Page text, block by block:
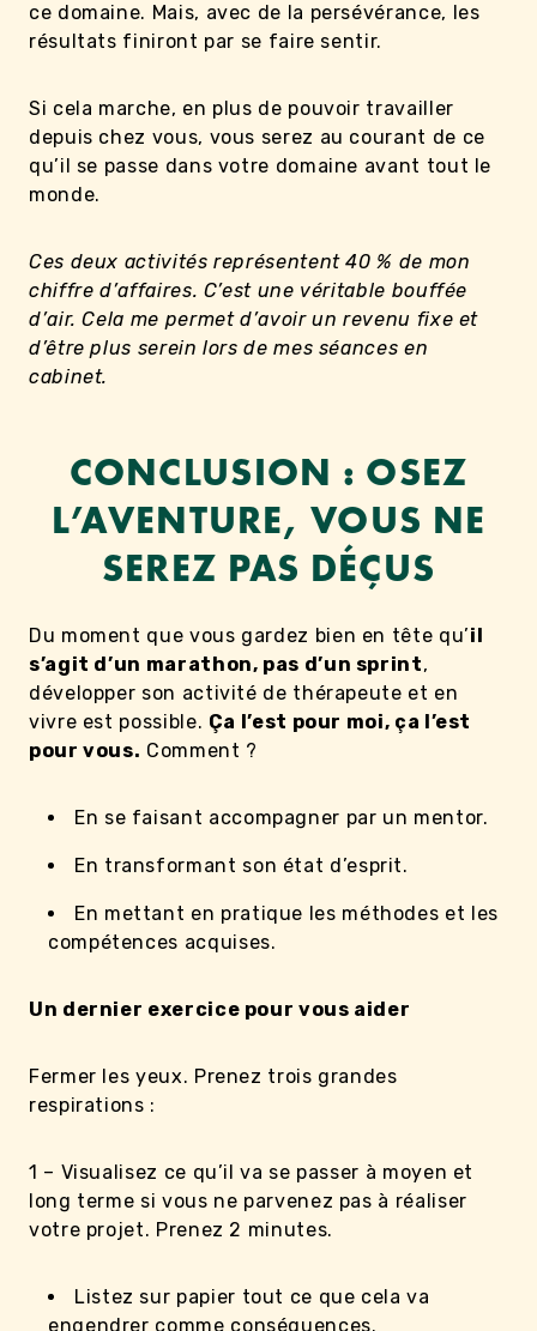
ce domaine. Mais, avec de la persévérance, les
résultats finiront par se faire sentir.
Si cela marche, en plus de pouvoir travailler
depuis chez vous, vous serez au courant de ce
qu’il se passe dans votre domaine avant tout le
monde.
Ces deux activités représentent 40 % de mon
chiffre d’affaires. C’est une véritable bouffée
d’air. Cela me permet d’avoir un revenu fixe et
d’être plus serein lors de mes séances en
cabinet.
CONCLUSION : OSEZ
L’AVENTURE, VOUS NE
SEREZ PAS DÉÇUS
Du moment que vous gardez bien en tête qu’il
s’agit d’un marathon, pas d’un sprint,
développer son activité de thérapeute et en
vivre est possible. Ça l’est pour moi, ça l’est
pour vous. Comment ?
En se faisant accompagner par un mentor.
En transformant son état d’esprit.
En mettant en pratique les méthodes et les
compétences acquises.
Un dernier exercice pour vous aider
Fermer les yeux. Prenez trois grandes
respirations :
1 – Visualisez ce qu’il va se passer à moyen et
long terme si vous ne parvenez pas à réaliser
votre projet. Prenez 2 minutes.
Listez sur papier tout ce que cela va
engendrer comme conséquences.